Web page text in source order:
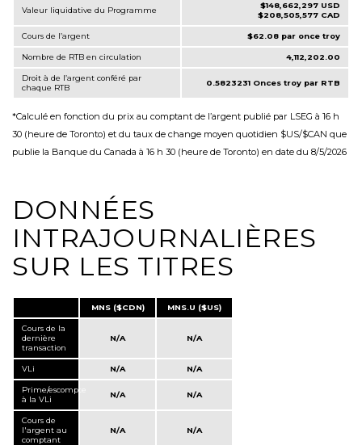
Valeur liquidative du Programme
$148,662,297 USD
$208,505,577 CAD
Cours de l’argent $62.08 par once troy
Nombre de RTB en circulation 4,112,202.00
Droit à de l’argent conféré par
chaque RTB
0.5823231 Onces troy par RTB
*Calculé en fonction du prix au comptant de l’argent publié par LSEG à 16 h
30 (heure de Toronto) et du taux de change moyen quotidien $US/$CAN que
publie la Banque du Canada à 16 h 30 (heure de Toronto) en date du 8/5/2026
DONNÉES
INTRAJOURNALIÈRES
SUR LES TITRES
MNS ($CDN) MNS.U ($US)
Cours de la
dernière
transaction
N/A N/A
VLi N/A N/A
Prime/escompte
à la VLi
N/A N/A
Cours de
l'argent au
comptant
N/A N/A